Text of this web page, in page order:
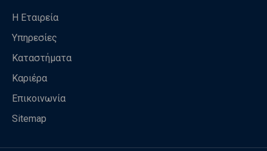
Η Εταιρεία
Υπηρεσίες
Καταστήματα
Καριέρα
Επικοινωνία
Sitemap